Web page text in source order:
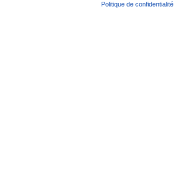
Politique de confidentialité